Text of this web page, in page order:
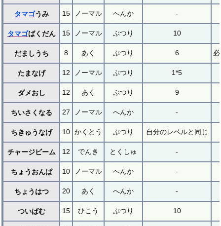
タマゴうみ 15 ノーマル へんか -
タマゴばくだん 15 ノーマル ぶつり 10
だましうち 8 あく ぶつり 6
たまなげ 12 ノーマル ぶつり 1*5
ダメおし 12 あく ぶつり 9
ちいさくなる 27 ノーマル へんか -
ちきゅうなげ 10 かくとう ぶつり 自分のレベルと同じ
チャージビーム 12 でんき とくしゅ -
ちょうおんぱ 10 ノーマル へんか -
ちょうはつ 20 あく へんか -
ついばむ 15 ひこう ぶつり 10